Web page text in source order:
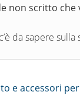
non scritto
da sapere
e accessori